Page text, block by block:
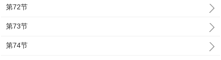
第72节
第73节
第74节